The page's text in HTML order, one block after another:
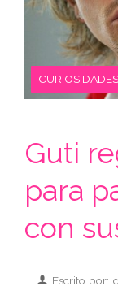
CURIOSIDADES
Guti
para
con
Escrito por: